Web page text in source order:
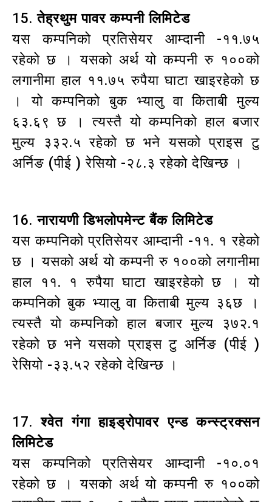
15.तेह्रथुम पावर कम्पनी लिमिटेड
यस कम्पनिको प्रतिसेयर आम्दानी -११.७५
रहेको छ । यसको अर्थ यो कम्पनी रु १००को
लगानीमा हाल ११.७५ रुपैया घाटा खाइरहेको छ
। यो कम्पनिको बुक भ्यालु वा किताबी मुल्य
६३.६९ छ । त्यस्तै यो कम्पनिको हाल बजार
मुल्य ३३२.५ रहेको छ भने यसको प्राइस टु
अर्निङ (पीई ) रेसियो -२८.३ रहेको देखिन्छ ।
16.नारायणी डिभलोपमेन्ट बैंक लिमिटेड
यस कम्पनिको प्रतिसेयर आम्दानी -११. १ रहेको
छ । यसको अर्थ यो कम्पनी रु १००को लगानीमा
हाल ११. १ रुपैया घाटा खाइरहेको छ । यो
कम्पनिको बुक भ्यालु वा किताबी मुल्य ३६छ ।
त्यस्तै यो कम्पनिको हाल बजार मुल्य ३७२.१
रहेको छ भने यसको प्राइस टु अर्निङ (पीई )
रेसियो -३३.५२ रहेको देखिन्छ ।
17.श्वेत गंगा हाइड्रोपावर एन्ड कन्स्ट्रक्सन
लिमिटेड
यस कम्पनिको प्रतिसेयर आम्दानी -१०.०१
रहेको छ । यसको अर्थ यो कम्पनी रु १००को